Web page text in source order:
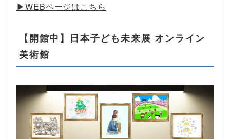
▶︎WEBページはこちら
【開館中】日本子ども未来展 オンライン
美術館